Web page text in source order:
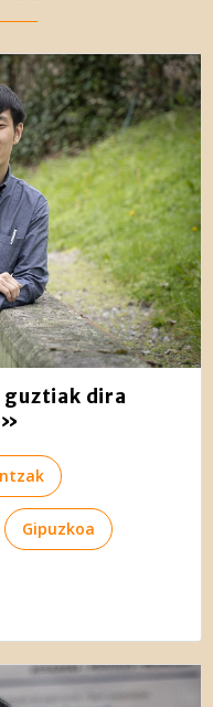
hirugarrenen cookie-
eta
teknologiaz
teknologia hori
diguzu.Gehiago
guztiak dira
Gipuzkoa